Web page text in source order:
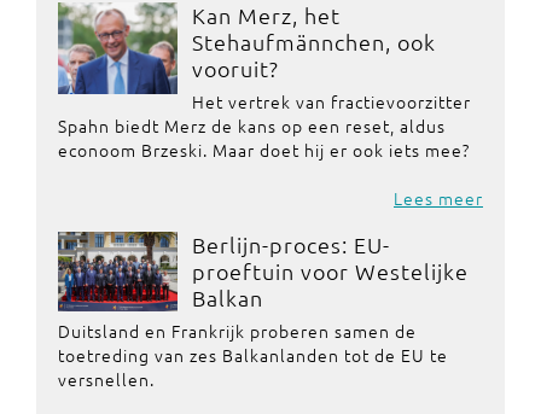
Kan Merz, het
Stehaufmännchen, ook
vooruit?
Het vertrek van fractievoorzitter
Spahn biedt Merz de kans op een reset, aldus
econoom Brzeski. Maar doet hij er ook iets mee?
Lees meer
Berlijn-proces: EU-
proeftuin voor Westelijke
Balkan
Duitsland en Frankrijk proberen samen de
toetreding van zes Balkanlanden tot de EU te
versnellen.